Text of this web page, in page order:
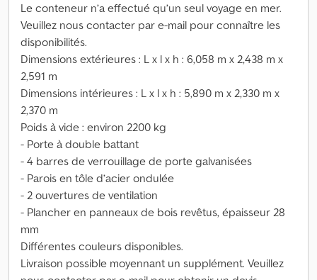
Le conteneur n’a effectué qu’un seul voyage en mer.
Veuillez nous contacter par e-mail pour connaître les
disponibilités.
Dimensions extérieures : L x l x h : 6,058 m x 2,438 m x
2,591 m
Dimensions intérieures : L x l x h : 5,890 m x 2,330 m x
2,370 m
Poids à vide : environ 2200 kg
- Porte à double battant
- 4 barres de verrouillage de porte galvanisées
- Parois en tôle d’acier ondulée
- 2 ouvertures de ventilation
- Plancher en panneaux de bois revêtus, épaisseur 28
mm
Différentes couleurs disponibles.
Livraison possible moyennant un supplément. Veuillez